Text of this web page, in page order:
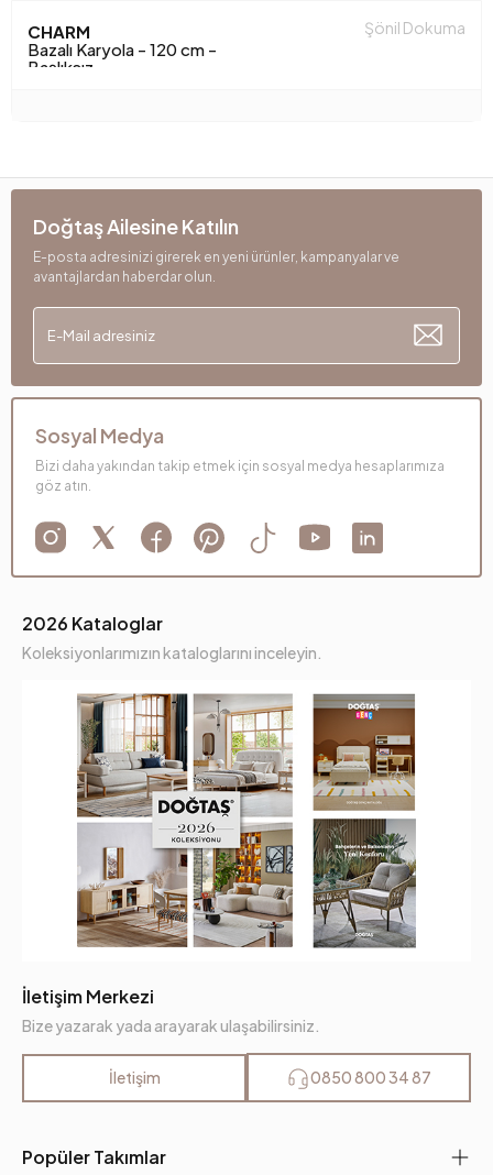
CHARM
Bazalı Karyola - 120 cm -
Başlıksız
Şönil Dokuma
Popüler Takımlar
2026 Kataloglar
Koleksiyonlarımızın kataloglarını inceleyin.
İletişim Merkezi
Bize yazarak yada arayarak ulaşabilirsiniz.
İletişim 0850 800 34 87
Doğtaş Ailesine Katılın
E-posta adresinizi girerek en yeni ürünler, kampanyalar ve
avantajlardan haberdar olun.
Sosyal Medya
Bizi daha yakından takip etmek için sosyal medya hesaplarımıza
göz atın.